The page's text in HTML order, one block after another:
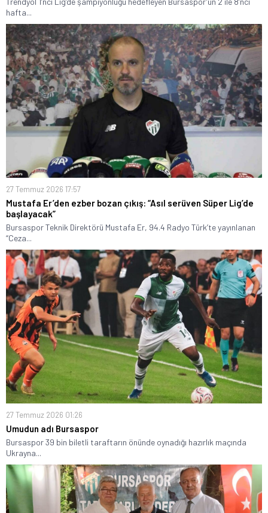
hafta...
27 Temmuz 2026 17:57
Mustafa Er’den ezber bozan çıkış: “Asıl serüven Süper Lig’de
başlayacak”
Bursaspor Teknik Direktörü Mustafa Er, 94.4 Radyo Türk’te yayınlanan
“Ceza...
27 Temmuz 2026 01:26
Umudun adı Bursaspor
Bursaspor 39 bin biletli taraftarın önünde oynadığı hazırlık maçında
Ukrayna...